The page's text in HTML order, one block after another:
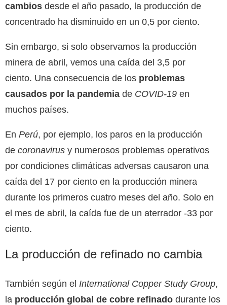
cambios desde el año pasado, la producción de
concentrado ha disminuido en un 0,5 por ciento.
Sin embargo, si solo observamos la producción
minera de abril, vemos una caída del 3,5 por
ciento. Una consecuencia de los problemas
causados ​​por la pandemia de COVID-19 en
muchos países.
En Perú, por ejemplo, los paros en la producción
de coronavirus y numerosos problemas operativos
por condiciones climáticas adversas causaron una
caída del 17 por ciento en la producción minera
durante los primeros cuatro meses del año. Solo en
el mes de abril, la caída fue de un aterrador -33 por
ciento.
La producción de refinado no cambia
También según el International Copper Study Group,
la producción global de cobre refinado durante los